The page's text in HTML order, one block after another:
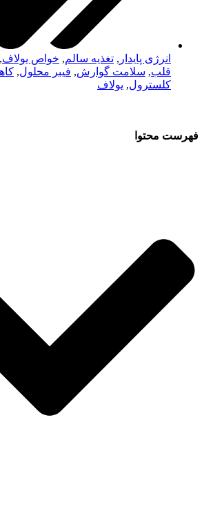
انرژی پایدار , تغذیه سالم, خواص یولاف,
قلب, سلامت گوارش, فیبر محلول,
کلسترول, یولاف
فهرست محتوا